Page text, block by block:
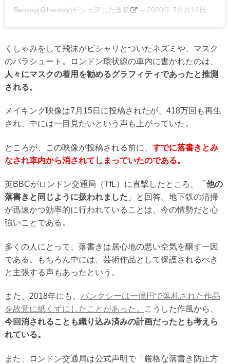
Banksy(@banksy)がシェアした投稿 – 2020年 7月月14日午前6時30分PDT
くしゃみをして飛沫がビシャリとついたネズミや、マスク
のパラシュート。ロンドン環状線の車内に書かれたのは、
人々にマスクの着用を勧めるグラフィティであったと推測
される。
メイキング映像は7月15日に投稿されたが、418万回も再生
され、中には一目見たいという声も上がっていた。
ところが、この映像が投稿される前に、 すでに落書きとみ
なされ車内から消されてしまっていたのである。
英BBCがロンドン交通局（TfL）に直撃したところ、「 他の
落書きと同じように扱われました 」と回答。地下鉄の清掃
が迅速かつ効率的に行われていることは、今の情勢だと心
強いことである。
多くの人にとって、落書きは居心地の悪い空気を醸す一因
である。もちろん中には、芸術作品として保護されるべき
と主張する声もあったという。
また、2018年にも、 バンクシーは一億円で落札された作品
を故意に紙くずにしたことがあった。
こうした作風から、
今回消されることも織り込み済みの計画だったとも考えら
れている。
また、ロンドン交通局は公式声明で「厳格な落書き防止方